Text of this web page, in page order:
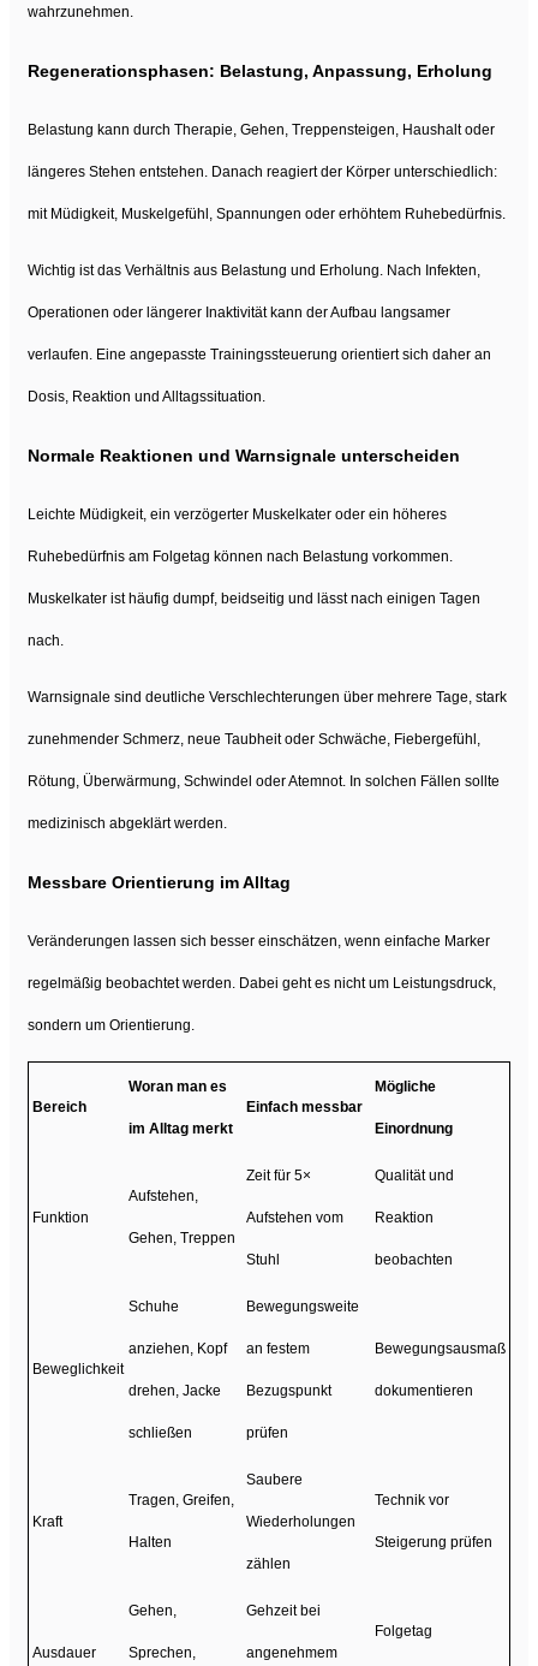
wahrzunehmen.
Regenerationsphasen: Belastung, Anpassung, Erholung
Belastung kann durch Therapie, Gehen, Treppensteigen, Haushalt oder
längeres Stehen entstehen. Danach reagiert der Körper unterschiedlich:
mit Müdigkeit, Muskelgefühl, Spannungen oder erhöhtem Ruhebedürfnis.
Wichtig ist das Verhältnis aus Belastung und Erholung. Nach Infekten,
Operationen oder längerer Inaktivität kann der Aufbau langsamer
verlaufen. Eine angepasste Trainingssteuerung orientiert sich daher an
Dosis, Reaktion und Alltagssituation.
Normale Reaktionen und Warnsignale unterscheiden
Leichte Müdigkeit, ein verzögerter Muskelkater oder ein höheres
Ruhebedürfnis am Folgetag können nach Belastung vorkommen.
Muskelkater ist häufig dumpf, beidseitig und lässt nach einigen Tagen
nach.
Warnsignale sind deutliche Verschlechterungen über mehrere Tage, stark
zunehmender Schmerz, neue Taubheit oder Schwäche, Fiebergefühl,
Rötung, Überwärmung, Schwindel oder Atemnot. In solchen Fällen sollte
medizinisch abgeklärt werden.
Messbare Orientierung im Alltag
Veränderungen lassen sich besser einschätzen, wenn einfache Marker
regelmäßig beobachtet werden. Dabei geht es nicht um Leistungsdruck,
sondern um Orientierung.
Bereich
Woran man es
im Alltag merkt
Einfach messbar
Mögliche
Einordnung
Funktion
Aufstehen,
Gehen, Treppen
Zeit für 5×
Aufstehen vom
Stuhl
Qualität und
Reaktion
beobachten
Beweglichkeit
Schuhe
anziehen, Kopf
drehen, Jacke
schließen
Bewegungsweite
an festem
Bezugspunkt
prüfen
Bewegungsausmaß
dokumentieren
Kraft
Tragen, Greifen,
Halten
Saubere
Wiederholungen
zählen
Technik vor
Steigerung prüfen
Ausdauer
Gehen,
Sprechen,
Gehzeit bei
angenehmem
Folgetag